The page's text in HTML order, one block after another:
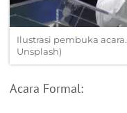
Ilustrasi pembuka
Unsplash)
Acara Formal: